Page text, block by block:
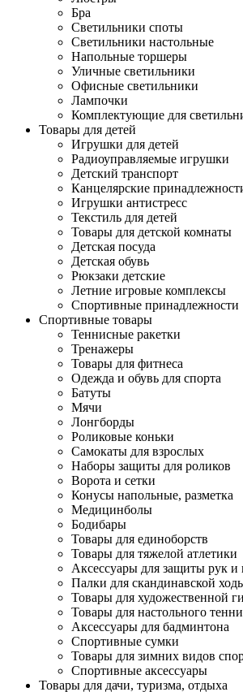
Бра
Светильники споты
Светильники настольные
Напольные торшеры
Уличные светильники
Офисные светильники
Лампочки
Комплектующие для
Товары для детей
Игрушки для детей
Радиоуправляемые игрушки
Детский транспорт
Канцелярские
Игрушки антистресс
Текстиль для детей
Товары для детской комнаты
Детская посуда
Детская обувь
Рюкзаки детские
Летние игровые комплексы
Спортивные принадлежности
Спортивные товары
Теннисные ракетки
Тренажеры
Товары для фитнеса
Одежда и обувь для спорта
Батуты
Мячи
Лонгборды
Роликовые коньки
Самокаты для взрослых
Наборы защиты для роликов
Ворота и сетки
Конусы напольные, разметка
Медицинболы
Бодибары
Товары для единоборств
Товары для тяжелой атлетики
Аксессуары для защиты рук и
Палки для скандинавской
Товары для художественной
Товары для настольного
Аксессуары для бадминтона
Спортивные сумки
Товары для зимних видов
Спортивные аксессуары
Товары для дачи, туризма, отдыха